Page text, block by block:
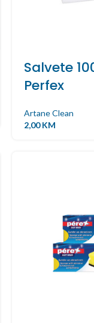
Salvete
Perfex
Artane Clean
2,00KM